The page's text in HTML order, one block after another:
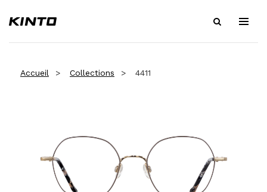
Accueil Collections 4411